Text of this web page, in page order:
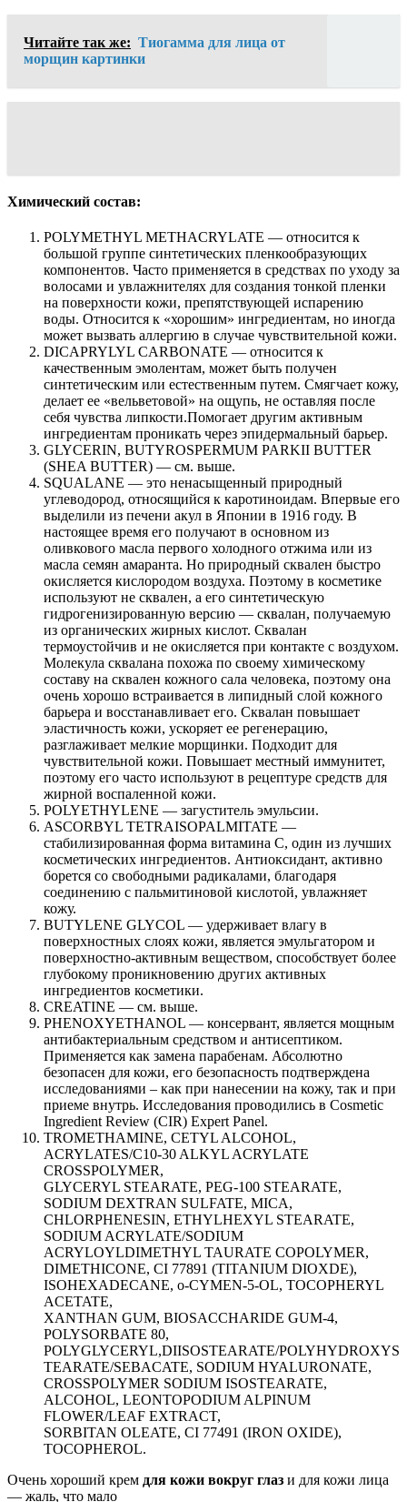
Читайте так же: Тиогамма для лица от
морщин картинки
Химический состав:
POLYMETHYL METHACRYLATE — относится к
большой группе синтетических пленкообразующих
компонентов. Часто применяется в средствах по уходу за
волосами и увлажнителях для создания тонкой пленки
на поверхности кожи, препятствующей испарению
воды. Относится к «хорошим» ингредиентам, но иногда
может вызвать аллергию в случае чувствительной кожи.
DICAPRYLYL CARBONATE — относится к
качественным эмолентам, может быть получен
синтетическим или естественным путем. Смягчает кожу,
делает ее «вельветовой» на ощупь, не оставляя после
себя чувства липкости.Помогает другим активным
ингредиентам проникать через эпидермальный барьер.
GLYCERIN, BUTYROSPERMUM PARKII BUTTER
(SHEA BUTTER) — см. выше.
SQUALANE — это ненасыщенный природный
углеводород, относящийся к каротиноидам. Впервые его
выделили из печени акул в Японии в 1916 году. В
настоящее время его получают в основном из
оливкового масла первого холодного отжима или из
масла семян амаранта. Но природный сквален быстро
окисляется кислородом воздуха. Поэтому в косметике
используют не сквален, а его синтетическую
гидрогенизированную версию — сквалан, получаемую
из органических жирных кислот. Сквалан
термоустойчив и не окисляется при контакте с воздухом.
Молекула сквалана похожа по своему химическому
составу на сквален кожного сала человека, поэтому она
очень хорошо встраивается в липидный слой кожного
барьера и восстанавливает его. Сквалан повышает
эластичность кожи, ускоряет ее регенерацию,
разглаживает мелкие морщинки. Подходит для
чувствительной кожи. Повышает местный иммунитет,
поэтому его часто используют в рецептуре средств для
жирной воспаленной кожи.
POLYETHYLENE — загуститель эмульсии.
ASCORBYL TETRAISOPALMITATE —
стабилизированная форма витамина С, один из лучших
косметических ингредиентов. Антиоксидант, активно
борется со свободными радикалами, благодаря
соединению с пальмитиновой кислотой, увлажняет
кожу.
BUTYLENE GLYCOL — удерживает влагу в
поверхностных слоях кожи, является эмульгатором и
поверхностно-активным веществом, способствует более
глубокому проникновению других активных
ингредиентов косметики.
CREATINE — см. выше.
PHENOXYETHANOL — консервант, является мощным
антибактериальным средством и антисептиком.
Применяется как замена парабенам. Абсолютно
безопасен для кожи, его безопасность подтверждена
исследованиями – как при нанесении на кожу, так и при
приеме внутрь. Исследования проводились в Cosmetic
Ingredient Review (CIR) Expert Panel.
TROMETHAMINE, CETYL ALCOHOL,
ACRYLATES/C10-30 ALKYL ACRYLATE
CROSSPOLYMER,
GLYCERYL STEARATE, PEG-100 STEARATE,
SODIUM DEXTRAN SULFATE, MICA,
CHLORPHENESIN, ETHYLHEXYL STEARATE,
SODIUM ACRYLATE/SODIUM
ACRYLOYLDIMETHYL TAURATE COPOLYMER,
DIMETHICONE, CI 77891 (TITANIUM DIOXDE),
ISOHEXADECANE, o-CYMEN-5-OL, TOCOPHERYL
ACETATE,
XANTHAN GUM, BIOSACCHARIDE GUM-4,
POLYSORBATE 80,
POLYGLYCERYL,DIISOSTEARATE/POLYHYDROXYS
TEARATE/SEBACATE, SODIUM HYALURONATE,
CROSSPOLYMER SODIUM ISOSTEARATE,
ALCOHOL, LEONTOPODIUM ALPINUM
FLOWER/LEAF EXTRACT,
SORBITAN OLEATE, CI 77491 (IRON OXIDE),
TOCOPHEROL.
Очень хороший крем для кожи вокруг глаз и для кожи лица
— жаль, что мало